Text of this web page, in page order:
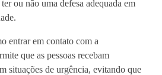
ou não uma defesa adequada em
entrar em contato com a
que as pessoas recebam
situações de urgência, evitando que